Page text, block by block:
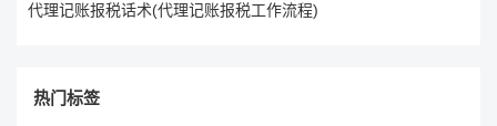
代理记账报税话术(代理记账报税工作流程)
热门标签